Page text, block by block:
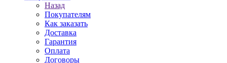
Назад
Покупателям
Как заказать
Доставка
Гарантия
Оплата
Договоры